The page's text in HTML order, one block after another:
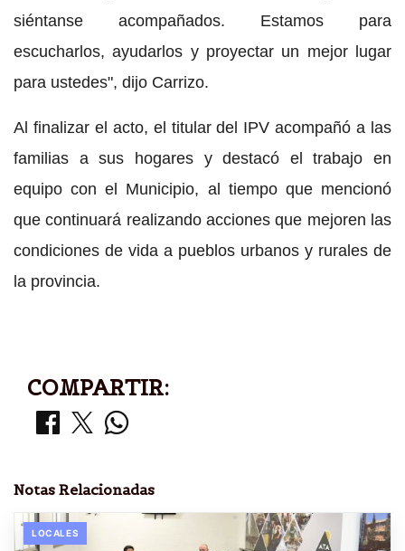
siéntanse acompañados. Estamos para
escucharlos, ayudarlos y proyectar un mejor lugar
para ustedes", dijo Carrizo.
Al finalizar el acto, el titular del IPV acompañó a las
familias a sus hogares y destacó el trabajo en
equipo con el Municipio, al tiempo que mencionó
que continuará realizando acciones que mejoren las
condiciones de vida a pueblos urbanos y rurales de
la provincia.
COMPARTIR:
Notas Relacionadas
LOCALES